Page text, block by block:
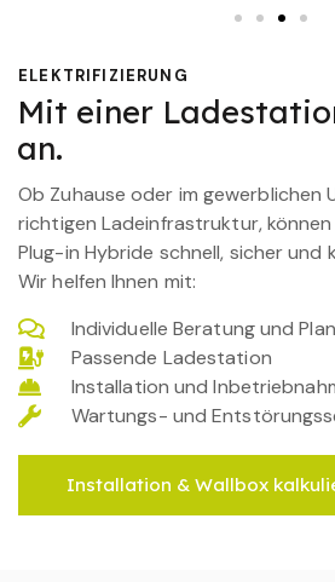
ELEKTRIFIZIERUNG
Mit einer
an.
Ob Zuhause oder im gewerblichen
richtigen Ladeinfrastruktur,
Plug-in Hybride schnell, sicher und
Wir helfen Ihnen mit:
Individuelle Beratung und
Passende Ladestation
Installation und
Wartungs- und
Installation & Wallbox